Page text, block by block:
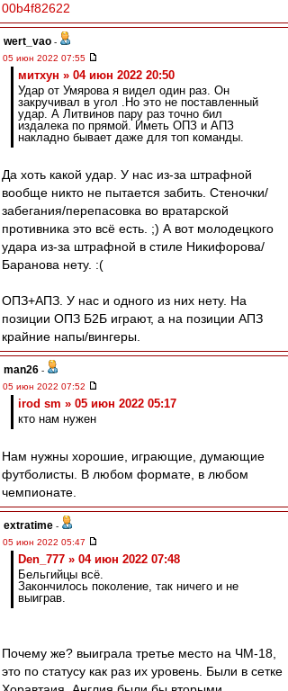
00b4f82622
wert_vao -
05 июн 2022 07:55
митхун » 04 июн 2022 20:50
Удар от Умярова я видел один раз. Он
закручивал в угол .Но это не поставленный
удар. А Литвинов пару раз точно бил
издалека по прямой. Иметь ОПЗ и АПЗ
накладно бывает даже для топ команды.
Да хоть какой удар. У нас из-за штрафной
вообще никто не пытается забить. Стеночки/
забегания/перепасовка во вратарской
противника это всё есть. ;) А вот молодецкого
удара из-за штрафной в стиле Никифорова/
Баранова нету. :(
ОПЗ+АПЗ. У нас и одного из них нету. На
позиции ОПЗ Б2Б играют, а на позиции АПЗ
крайние напы/вингеры.
man26 -
05 июн 2022 07:52
irod sm » 05 июн 2022 05:17
кто нам нужен
Нам нужны хорошие, играющие, думающие
футболисты. В любом формате, в любом
чемпионате.
extratime -
05 июн 2022 05:47
Den_777 » 04 июн 2022 07:48
Бельгийцы всё.
Закончилось поколение, так ничего и не
выиграв.
Почему же? выиграла третье место на ЧМ-18,
это по статусу как раз их уровень. Были в сетке